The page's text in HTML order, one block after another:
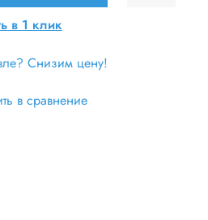
в 1 клик
Снизим цену!
в сравнение